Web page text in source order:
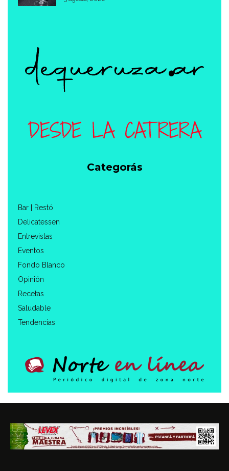
Categorás
Bar | Restó
Delicatessen
Entrevistas
Eventos
Fondo Blanco
Opinión
Recetas
Saludable
Tendencias